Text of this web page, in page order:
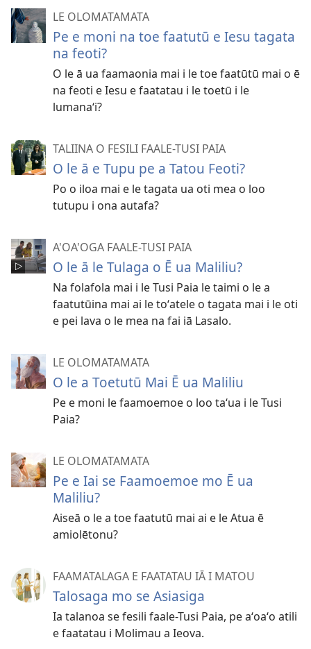
LE OLOMATAMATA
Pe e moni na toe faatutū e Iesu tagata
na feoti?
O le ā ua faamaonia mai i le toe faatūtū mai o ē
na feoti e Iesu e faatatau i le toetū i le
lumanaʻi?
TALIINA O FESILI FAALE-TUSI PAIA
O le ā e Tupu pe a Tatou Feoti?
Po o iloa mai e le tagata ua oti mea o loo
tutupu i ona autafa?
A'OA'OGA FAALE-TUSI PAIA
O le ā le Tulaga o Ē ua Maliliu?
Na folafola mai i le Tusi Paia le taimi o le a
faatutūina mai ai le toʻatele o tagata mai i le oti
e pei lava o le mea na fai iā Lasalo.
LE OLOMATAMATA
O le a Toetutū Mai Ē ua Maliliu
Pe e moni le faamoemoe o loo taʻua i le Tusi
Paia?
LE OLOMATAMATA
Pe e Iai se Faamoemoe mo Ē ua
Maliliu?
Aiseā o le a toe faatutū mai ai e le Atua ē
amiolētonu?
FAAMATALAGA E FAATATAU IĀ I MATOU
Talosaga mo se Asiasiga
Ia talanoa se fesili faale-Tusi Paia, pe aʻoaʻo atili
e faatatau i Molimau a Ieova.